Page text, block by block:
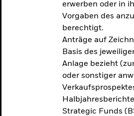
erwerben oder in
Vorgaben des
berechtigt.
Anträge auf
Basis des
Anlage bezieht
oder sonstiger
Strategic Funds